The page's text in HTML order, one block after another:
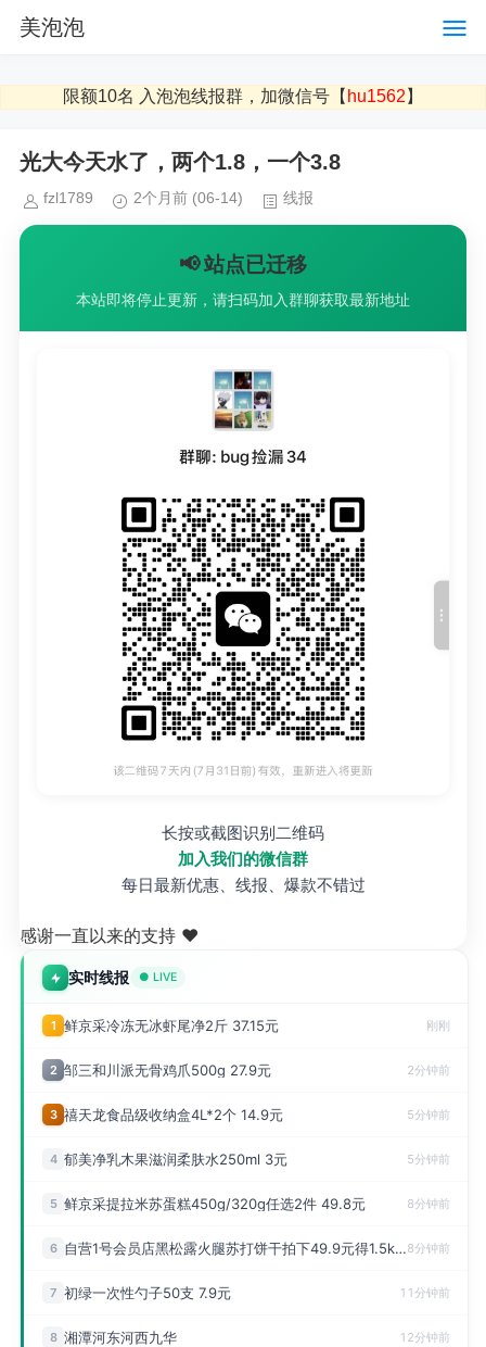
美泡泡
限额10名 入泡泡线报群，加微信号【 hu1562 】
光大今天水了，两个1.8，一个3.8
fzl1789 2个月前 (06-14) 线报
📢 站点已迁移
本站即将停止更新，请扫码加入群聊获取最新地址
长按或截图识别二维码
加入我们的微信群
每日最新优惠、线报、爆款不错过
感谢一直以来的支持 ❤️
实时线报 ● LIVE
1 鲜京采冷冻无冰虾尾净2斤 37.15元 刚刚
2 邹三和川派无骨鸡爪500g 27.9元 2分钟前
3 禧天龙食品级收纳盒4L*2个 14.9元 5分钟前
4 郁美净乳木果滋润柔肤水250ml 3元 5分钟前
5 鲜京采提拉米苏蛋糕450g/320g任选2件 49.8元 8分钟前
6 自营1号会员店黑松露火腿苏打饼干拍下49.9元得1.5kg 49.9元8分钟前
7 初绿一次性勺子50支 7.9元 11分钟前
8 湘潭河东河西九华 12分钟前